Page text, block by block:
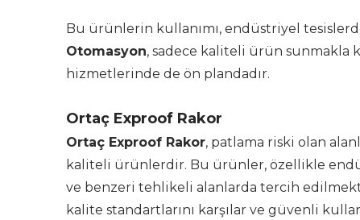
Bu ürünlerin kullanımı, endüstriyel
Otomasyon, sadece kaliteli ürün sunmakla
hizmetlerinde de ön plandadır.
Ortaç Exproof Rakor
Ortaç Exproof Rakor, patlama riski olan
kaliteli ürünlerdir. Bu ürünler, özellikle
ve benzeri tehlikeli alanlarda tercih
kalite standartlarını karşılar ve güvenli